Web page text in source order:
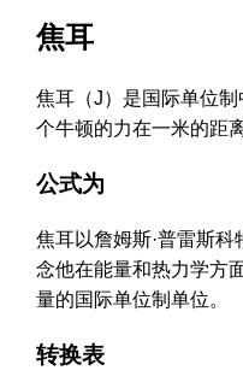
焦耳
焦耳（J）是国际单位
个牛顿的力在一米的距
公式为
焦耳以詹姆斯·普雷斯
念他在能量和热力学方
量的国际单位制单位。
转换表